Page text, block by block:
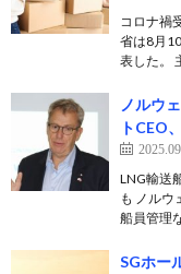
コロナ禍
省は8月
表した。
ノルウ
トCEO
LNG輸送
も ノルウ
船員管理
SGホー